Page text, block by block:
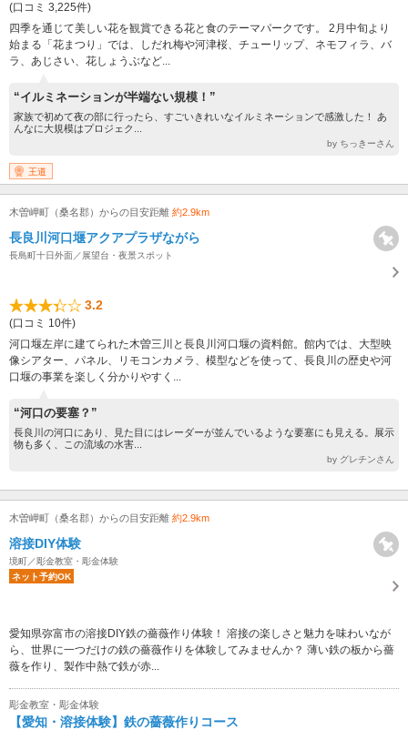
(口コミ 3,225件)
四季を通じて美しい花を観賞できる花と食のテーマパークです。 2月中旬より
始まる「花まつり」では、しだれ梅や河津桜、チューリップ、ネモフィラ、バ
ラ、あじさい、花しょうぶなど...
“イルミネーションが半端ない規模！”
家族で初めて夜の部に行ったら、すごいきれいなイルミネーションで感激した！ あ
んなに大規模はプロジェク...
by ちっきーさん
王道
木曽岬町（桑名郡）からの目安距離 約2.9km
長良川河口堰アクアプラザながら
長島町十日外面／展望台・夜景スポット
3.2
(口コミ 10件)
河口堰左岸に建てられた木曽三川と長良川河口堰の資料館。館内では、大型映
像シアター、パネル、リモコンカメラ、模型などを使って、長良川の歴史や河
口堰の事業を楽しく分かりやすく...
“河口の要塞？”
長良川の河口にあり、見た目にはレーダーが並んでいるような要塞にも見える。展示
物も多く、この流域の水害...
by グレチンさん
木曽岬町（桑名郡）からの目安距離 約2.9km
溶接DIY体験
境町／彫金教室・彫金体験
ネット予約OK
愛知県弥富市の溶接DIY鉄の薔薇作り体験！ 溶接の楽しさと魅力を味わいなが
ら、世界に一つだけの鉄の薔薇作りを体験してみませんか？ 薄い鉄の板から薔
薇を作り、製作中熱で鉄が赤...
彫金教室・彫金体験
【愛知・溶接体験】鉄の薔薇作りコース